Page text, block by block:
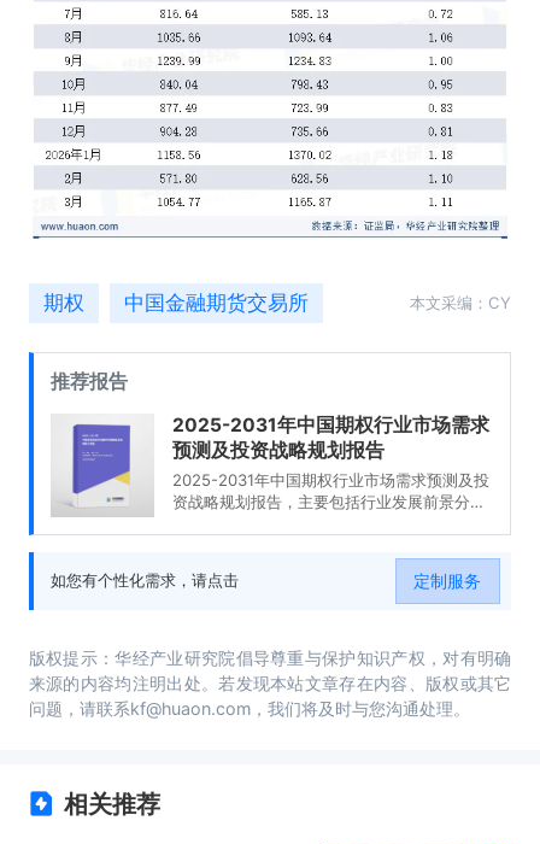
期权 中国金融期货交易所 本文采编：CY
推荐报告
2025-2031年中国期权行业市场需求
预测及投资战略规划报告
2025-2031年中国期权行业市场需求预测及投
资战略规划报告，主要包括行业发展前景分
如您有个性化需求，请点击
定制服务
版权提示：华经产业研究院倡导尊重与保护知识产权，对有明确
来源的内容均注明出处。若发现本站文章存在内容、版权或其它
问题，请联系kf@huaon.com，我们将及时与您沟通处理。
相关推荐